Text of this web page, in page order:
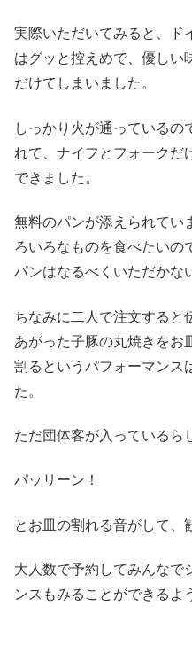
実際いただいてみると、ド
はグッと控えめで、優しい
だけてしまいました。
しっかり火が通っている
れて、ナイフとフォークだ
できました。
無料のパンが添えられてい
ろいろなものを食べたいの
パンはなるべくいただかな
ちなみに二人で注文すると
あがった子豚の丸焼きをお
割るというパフォーマンス
た。
ただ団体客が入っているら
パッリーン！
とお皿の割れる音がして、
大人数で予約してみんなで
ンスもみることができるよ